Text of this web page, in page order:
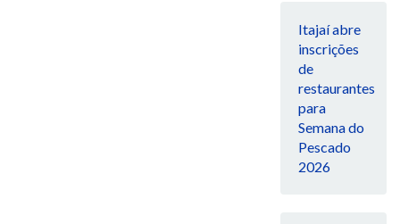
Itajaí abre
inscrições
de
restaurantes
para
Semana do
Pescado
2026